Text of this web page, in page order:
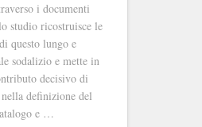
i documenti
studio ricostruisce le
questo lungo e
sodalizio e mette in
decisivo di
definizione del
e …